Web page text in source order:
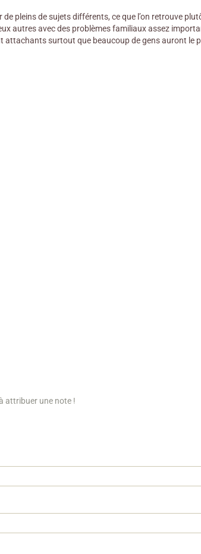
pleins de sujets différents, ce que l’on retrouve
autres avec des problèmes familiaux assez
attachants surtout que beaucoup de gens auront le
attribuer une note !